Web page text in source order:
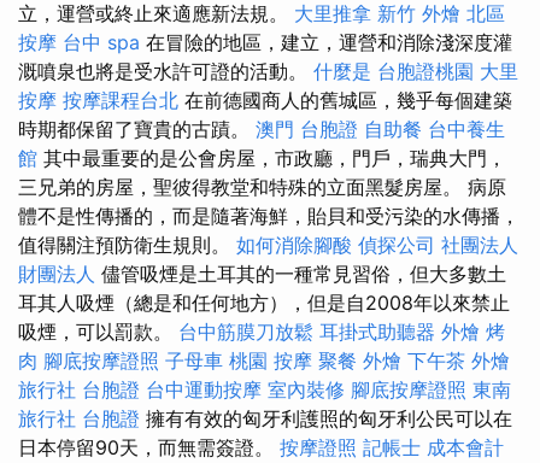
立，運營或終止來適應新法規。 大里推拿 新竹 外燴 北區
按摩 台中 spa 在冒險的地區，建立，運營和消除淺深度灌
溉噴泉也將是受水許可證的活動。 什麼是 台胞證桃園 大里
按摩 按摩課程台北 在前德國商人的舊城區，幾乎每個建築
時期都保留了寶貴的古蹟。 澳門 台胞證 自助餐 台中養生
館 其中最重要的是公會房屋，市政廳，門戶，瑞典大門，
三兄弟的房屋，聖彼得教堂和特殊的立面黑髮房屋。 病原
體不是性傳播的，而是隨著海鮮，貽貝和受污染的水傳播，
值得關注預防衛生規則。 如何消除腳酸 偵探公司 社團法人
財團法人 儘管吸煙是土耳其的一種常見習俗，但大多數土
耳其人吸煙（總是和任何地方），但是自2008年以來禁止
吸煙，可以罰款。 台中筋膜刀放鬆 耳掛式助聽器 外燴 烤
肉 腳底按摩證照 子母車 桃園 按摩 聚餐 外燴 下午茶 外燴
旅行社 台胞證 台中運動按摩 室內裝修 腳底按摩證照 東南
旅行社 台胞證 擁有有效的匈牙利護照的匈牙利公民可以在
日本停留90天，而無需簽證。 按摩證照 記帳士 成本會計